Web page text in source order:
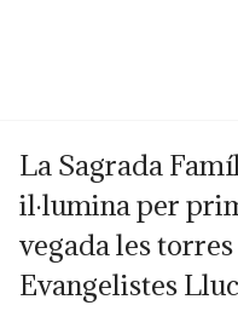
La Sagrada
il·lumina per
vegada les
Evangelistes